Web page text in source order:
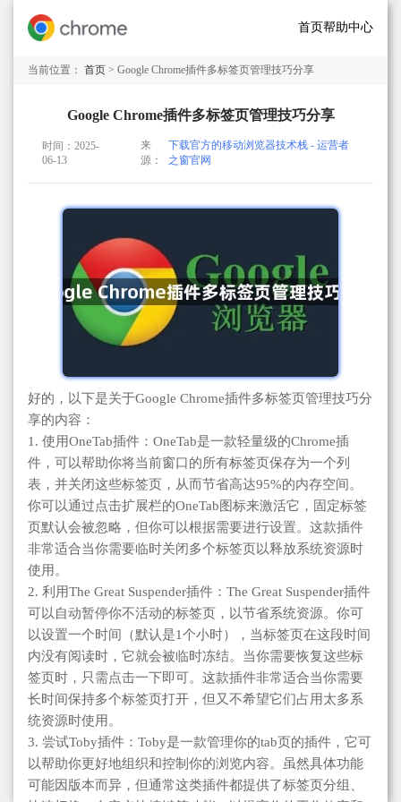
首页帮助中心
当前位置： 首页 > Google Chrome插件多标签页管理技巧分享
Google Chrome插件多标签页管理技巧分享
时间：2025-
06-13
来
源：
下载官方的移动浏览器技术栈 - 运营者
之窗官网
好的，以下是关于Google Chrome插件多标签页管理技巧分
享的内容：
1. 使用OneTab插件：OneTab是一款轻量级的Chrome插
件，可以帮助你将当前窗口的所有标签页保存为一个列
表，并关闭这些标签页，从而节省高达95%的内存空间。
你可以通过点击扩展栏的OneTab图标来激活它，固定标签
页默认会被忽略，但你可以根据需要进行设置。这款插件
非常适合当你需要临时关闭多个标签页以释放系统资源时
使用。
2. 利用The Great Suspender插件：The Great Suspender插件
可以自动暂停你不活动的标签页，以节省系统资源。你可
以设置一个时间（默认是1个小时），当标签页在这段时间
内没有阅读时，它就会被临时冻结。当你需要恢复这些标
签页时，只需点击一下即可。这款插件非常适合当你需要
长时间保持多个标签页打开，但又不希望它们占用太多系
统资源时使用。
3. 尝试Toby插件：Toby是一款管理你的tab页的插件，它可
以帮助你更好地组织和控制你的浏览内容。虽然具体功能
可能因版本而异，但通常这类插件都提供了标签页分组、